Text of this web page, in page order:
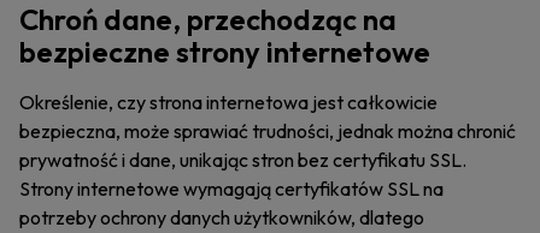
Chroń dane, przechodząc na
bezpieczne strony internetowe
Określenie, czy strona internetowa jest całkowicie
bezpieczna, może sprawiać trudności, jednak można chronić
prywatność i dane, unikając stron bez certyfikatu SSL.
Strony internetowe wymagają certyfikatów SSL na
potrzeby ochrony danych użytkowników, dlatego